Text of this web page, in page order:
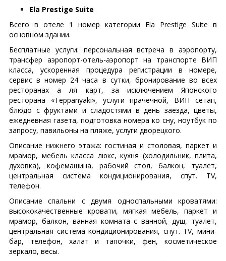
Ela Prestige Suite
Всего в отеле 1 номер категории Ela Prestige Suite в
основном здании.
Бесплатные услуги: персональная встреча в аэропорту,
трансфер аэропорт-отель-аэропорт на транспорте ВИП
класса, ускоренная процедура регистрации в номере,
сервис в номер 24 часа в сутки, бронирование во всех
ресторанах а ля карт, за исключением Японского
ресторана «Teppanyaki», услуги прачечной, ВИП сетап,
блюдо с фруктами и сладостями в день заезда, цветы,
ежедневная газета, подготовка номера ко сну, ноутбук по
запросу, павильоны на пляже, услуги дворецкого.
Описание нижнего этажа: гостиная и столовая, паркет и
мрамор, мебель класса люкс, кухня (холодильник, плита,
духовка), кофемашина, рабочий стол, балкон, туалет,
центральная система кондиционирования, спут. TV,
телефон.
Описание спальни с двумя односпальными кроватями:
высококачественные кровати, мягкая мебель, паркет и
мрамор, балкон, ванная комната с ванной, душ, туалет,
центральная система кондиционирования, спут. TV, мини-
бар, телефон, халат и тапочки, фен, косметическое
зеркало, весы.